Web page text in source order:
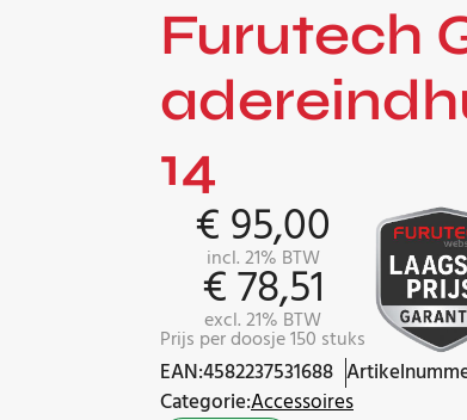
Furutech
14
€95,00
incl. 21% BTW
€78,51
excl. 21% BTW
Prijs per doosje 150 stuks
EAN:4582237531688
Categorie:Accessoires